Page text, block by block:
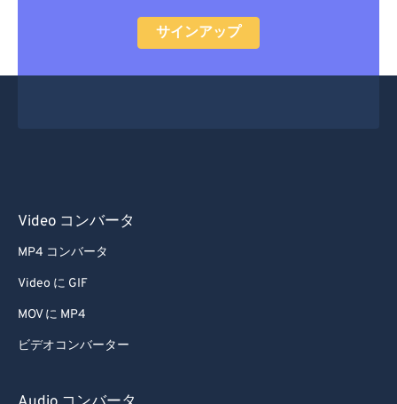
サインアップ
Video コンバータ
MP4 コンバータ
Video に GIF
MOV に MP4
ビデオコンバーター